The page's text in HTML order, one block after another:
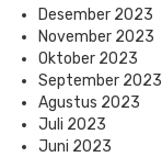
Desember 2023
November 2023
Oktober 2023
September 2023
Agustus 2023
Juli 2023
Juni 2023